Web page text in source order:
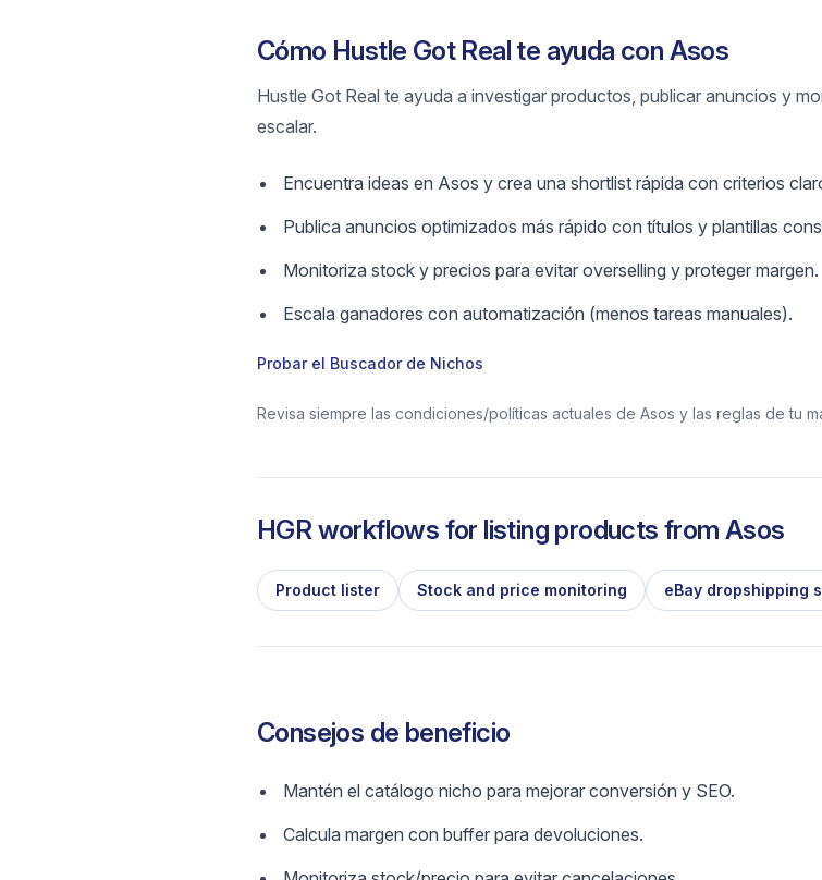
Cómo Hustle Got Real te ayuda con Asos
Hustle Got Real te ayuda a investigar productos, publicar anuncios y
escalar.
Encuentra ideas en Asos y crea una shortlist rápida con criterios
Publica anuncios optimizados más rápido con títulos y plantillas
Monitoriza stock y precios para evitar overselling y proteger margen.
Escala ganadores con automatización (menos tareas manuales).
Probar el Buscador de Nichos
Revisa siempre las condiciones/políticas actuales de Asos y las reglas de tu
HGR workflows for listing products from Asos
Product lister Stock and price monitoring eBay dropshipping
Consejos de beneficio
Mantén el catálogo nicho para mejorar conversión y SEO.
Calcula margen con buffer para devoluciones.